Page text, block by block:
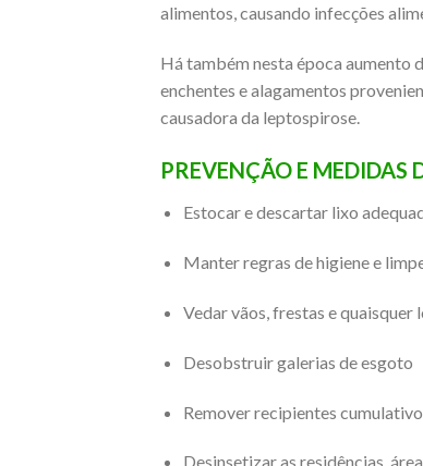
alimentos, causando infecções
Há também nesta época aumento
enchentes e alagamentos
causadora da leptospirose.
PREVENÇÃO E MEDIDAS
Estocar e descartar lixo
Manter regras de higiene e
Vedar vãos, frestas e quaisquer
Desobstruir galerias de esgoto
Remover recipientes
Desinsetizar as residências,